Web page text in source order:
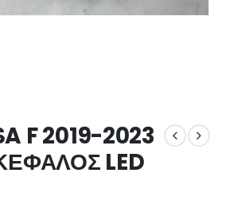
F 2019-2023
LED